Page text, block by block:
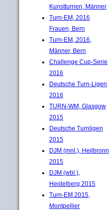
Kunstturnen, Männer
Turn-EM, 2016
Frauen, Bern
Turn-EM, 2016,
Männer, Bern
Challenge Cup-Serie
2016
Deutsche Turn-Ligen
2016
TURN-WM, Glasgow
2015
Deutsche Turnligen
2015
DJM (mnl.), Heilbronn
2015
DJM (wbl.),
Heidelberg 2015
Turn-EM 2015,
Montpellier